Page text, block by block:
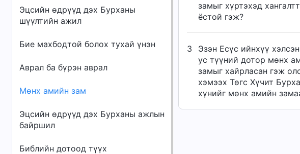
Эцсийн өдрүүд дэх Бурханы
шүүлтийн ажил
Бие махбодтой болох тухай үнэн
Аврал ба бүрэн аврал
Мөнх амийн зам
Эцсийн өдрүүд дэх Бурханы ажлын
байршил
Библийн дотоод түүх
замыг хүртэхэд
ёстой гэж?
3
Эзэн Есүс ийнхүү
ус түүний дотор мөнх
замыг хайрласан гэж
хэмээх Төгс Хүчит
хүнийг мөнх амийн